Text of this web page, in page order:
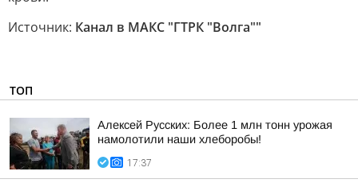
Источник: Канал в МАКС "ГТРК "Волга""
ТОП
Алексей Русских: Более 1 млн тонн урожая
намолотили наши хлеборобы!
17:37